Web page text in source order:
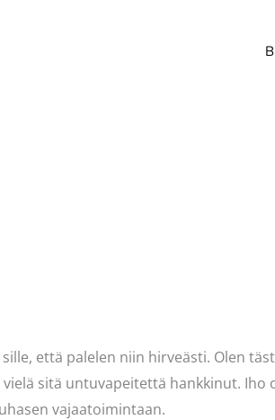
että palelen niin hirveästi. Olen
sitä untuvapeitettä hankkinut.
vajaatoimintaan.